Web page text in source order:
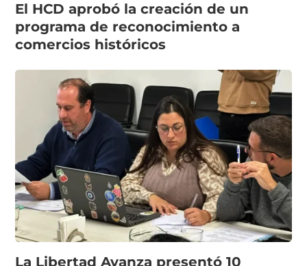
El HCD aprobó la creación de un
programa de reconocimiento a
comercios históricos
La Libertad Avanza presentó 10